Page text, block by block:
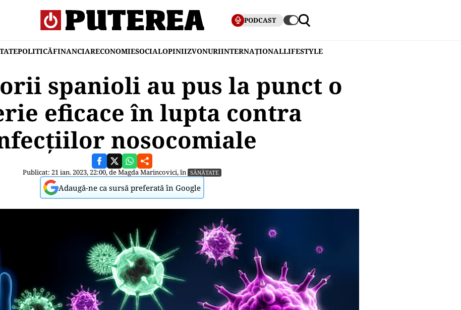
PODCAST
POLITICĂFINANCIARECONOMIESOCIALOPINIIZVONURIINTERNAȚIONALLIFESTYLE
spanioli au pus la punct o
eficace în lupta contra
nosocomiale
Publicat: 21 ian. 2023, 22:00, deMagda Marincovici, în SĂNĂTATE
Adaugă-ne ca sursă preferată în Google